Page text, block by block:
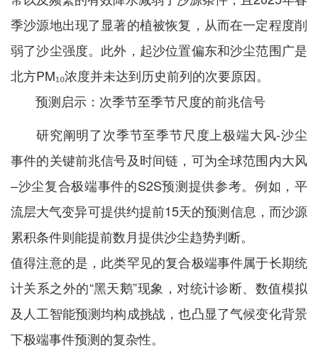
季沙源地出现了显著的植被恢复，从而在一定程度削
弱了沙尘强度。此外，起沙位置偏东和沙尘范围广是
北方PM₁₀浓度并未达到历史前列的次要原因。
预测启示：次季节至季节尺度的前兆信号
研究阐明了次季节至季节尺度上极端大风-沙尘
事件的关键前兆信号及时间链，可为全球范围内大风
–沙尘复合极端事件的S2S预测提供参考。例如，平
流层大气变异可提供约提前15天的预测信息，而沙源
累积条件则能提前数月提供沙尘趋势判断。
值得注意的是，此类罕见的复合极端事件属于长期统
计关系之外的“黑天鹅”现象，对统计诊断、数值模拟
及人工智能预测均构成挑战，也凸显了气候变化背景
下极端事件预测的复杂性。